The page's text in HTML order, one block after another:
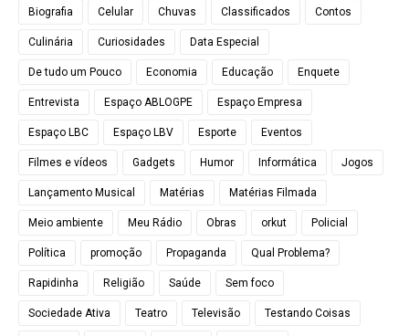
Biografia Celular Chuvas Classificados Contos
Culinária Curiosidades Data Especial
De tudo um Pouco Economia Educação Enquete
Entrevista Espaço ABLOGPE Espaço Empresa
Espaço LBC Espaço LBV Esporte Eventos
Filmes e vídeos Gadgets Humor Informática Jogos
Lançamento Musical Matérias Matérias Filmada
Meio ambiente Meu Rádio Obras orkut Policial
Política promoção Propaganda Qual Problema?
Rapidinha Religião Saúde Sem foco
Sociedade Ativa Teatro Televisão Testando Coisas